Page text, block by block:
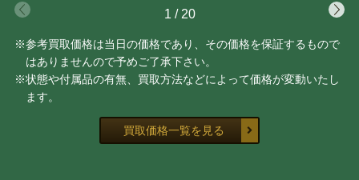
1 / 20
※参考買取価格は当日の価格であり、その価格を保証するもので
はありませんので予めご了承下さい。
※状態や付属品の有無、買取方法などによって価格が変動いたし
ます。
買取価格一覧を見る